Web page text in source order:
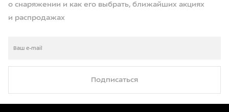
о снаряжении и как его выбрать, ближайших акциях
и распродажах
Подписаться